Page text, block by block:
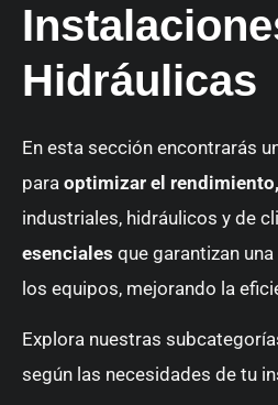
Hidráulicas
En esta sección encontrarás
para optimizar el
industriales, hidráulicos y de
esenciales que garantizan
los equipos, mejorando la
Explora nuestras
según las necesidades de tu